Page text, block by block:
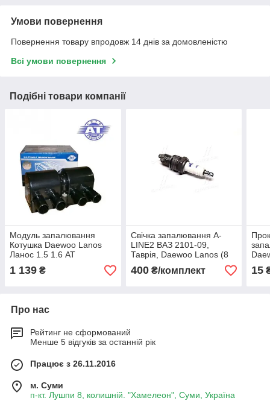
Умови повернення
Повернення товару впродовж 14 днів за домовленістю
Всі умови повернення
Подібні товари компанії
Модуль запалювання
Котушка Daewoo Lanos
Ланос 1.5 1.6 АТ
1 139 ₴
Свічка запалювання A-
LINE2 ВАЗ 2101-09,
Таврія, Daewoo Lanos (8
кл.) (1-конт.) (BRISK)
400₴/комплект 15
Про нас
Рейтинг не сформований
Менше 5 відгуків за останній рік
Працює з 26.11.2016
м. Суми
п-кт. Лушпи 8, колишній. "Хамелеон", Суми, Україна